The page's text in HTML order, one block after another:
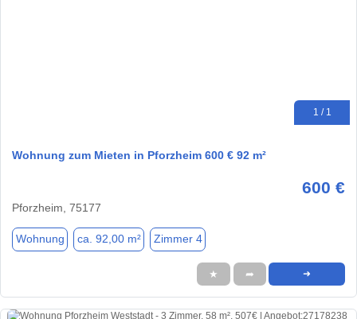
1 / 1
Wohnung zum Mieten in Pforzheim 600 € 92 m²
600 €
Pforzheim, 75177
Wohnung ca. 92,00 m² Zimmer 4
★ ➦ ➜